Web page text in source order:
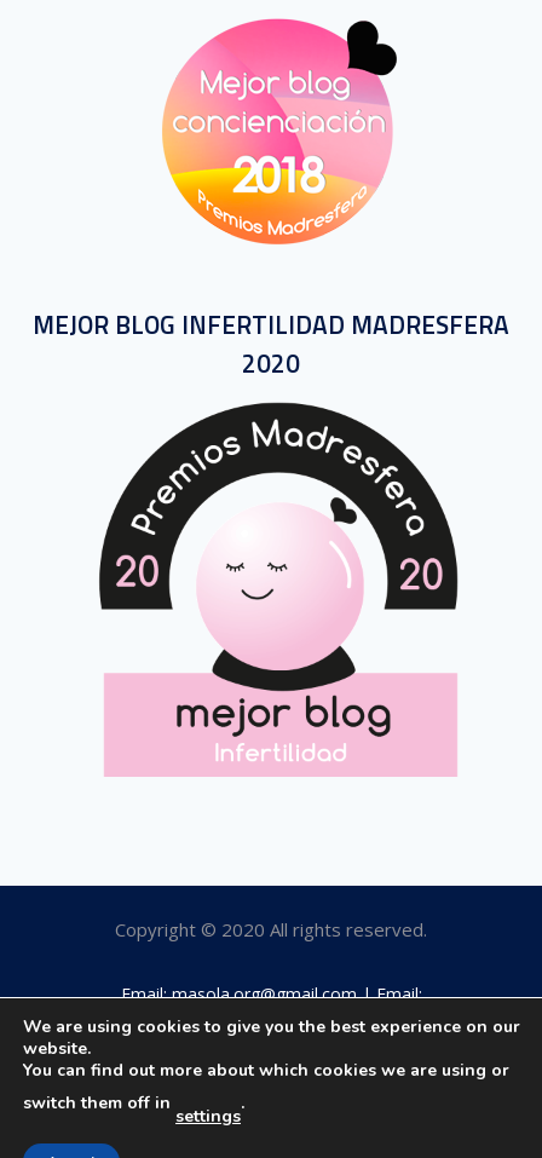
MEJOR BLOG INFERTILIDAD MADRESFERA
2020
Copyright © 2020 All rights reserved.
Email: masola.org@gmail.com | Email:
rosamaestro2003@hotmail.com | Tfno: 649184063
We are using cookies to give you the best experience on our
website.
You can find out more about which cookies we are using or
switch them off in
settings
.
Política privacidad